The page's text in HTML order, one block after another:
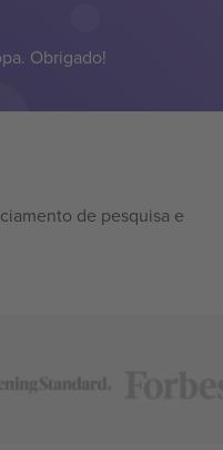
Obrigado!
de pesquisa e